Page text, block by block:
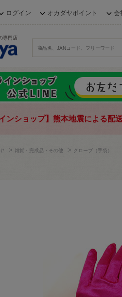
ログイン オカダヤポイント 会
専門店
インショップ】熊本地震による配
> 雑貨・完成品・その他 > グローブ（手袋）